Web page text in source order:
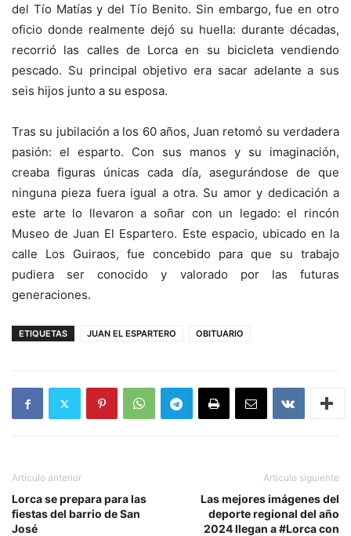
del Tío Matías y del Tío Benito. Sin embargo, fue en otro
oficio donde realmente dejó su huella: durante décadas,
recorrió las calles de Lorca en su bicicleta vendiendo
pescado. Su principal objetivo era sacar adelante a sus
seis hijos junto a su esposa.
Tras su jubilación a los 60 años, Juan retomó su verdadera
pasión: el esparto. Con sus manos y su imaginación,
creaba figuras únicas cada día, asegurándose de que
ninguna pieza fuera igual a otra. Su amor y dedicación a
este arte lo llevaron a soñar con un legado: el rincón
Museo de Juan El Espartero. Este espacio, ubicado en la
calle Los Guiraos, fue concebido para que su trabajo
pudiera ser conocido y valorado por las futuras
generaciones.
ETIQUETAS JUAN EL ESPARTERO OBITUARIO
Artículo anterior
Lorca se prepara para las
fiestas del barrio de San
José
Artículo siguiente
Las mejores imágenes del
deporte regional del año
2024 llegan a #Lorca con